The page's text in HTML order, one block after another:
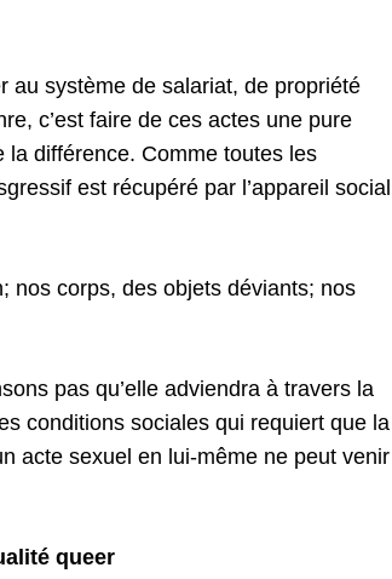
au système de salariat, de propriété
c’est faire de ces actes une pure
la différence. Comme toutes les
est récupéré par l’appareil social
nos corps, des objets déviants; nos
pas qu’elle adviendra à travers la
conditions sociales qui requiert que la
acte sexuel en lui-même ne peut venir
queer